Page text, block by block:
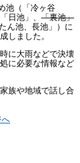
池（「冷ヶ谷
日池」、 「裏池」
ん池、長池」）に
しました。
に大雨などで決壊
に必要な情報など
族や地域で話し合
へ